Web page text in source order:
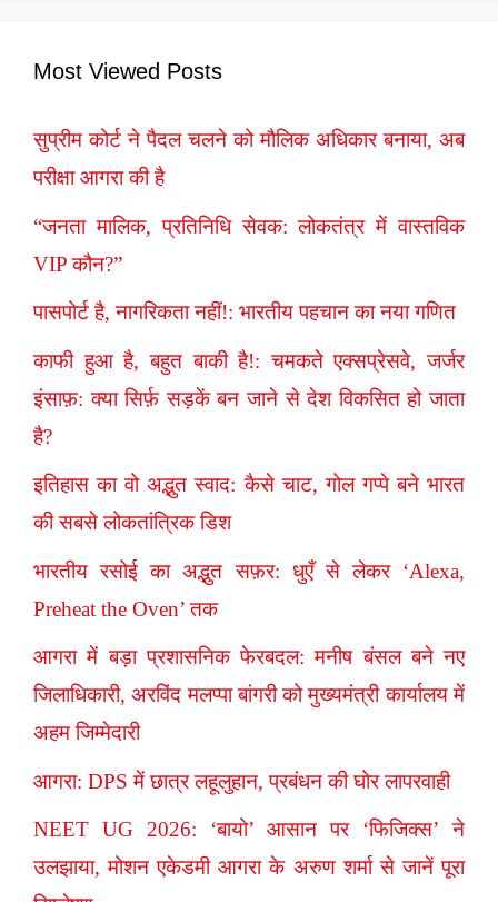
Most Viewed Posts
सुप्रीम कोर्ट ने पैदल चलने को मौलिक अधिकार बनाया, अब
परीक्षा आगरा की है
“जनता मालिक, प्रतिनिधि सेवक: लोकतंत्र में वास्तविक
VIP कौन?”
पासपोर्ट है, नागरिकता नहीं!: भारतीय पहचान का नया गणित
काफी हुआ है, बहुत बाकी है!: चमकते एक्सप्रेसवे, जर्जर
इंसाफ़: क्या सिर्फ़ सड़कें बन जाने से देश विकसित हो जाता
है?
इतिहास का वो अद्भुत स्वाद: कैसे चाट, गोल गप्पे बने भारत
की सबसे लोकतांत्रिक डिश
भारतीय रसोई का अद्भुत सफ़र: धुएँ से लेकर ‘Alexa,
Preheat the Oven’ तक
आगरा में बड़ा प्रशासनिक फेरबदल: मनीष बंसल बने नए
जिलाधिकारी, अरविंद मलप्पा बांगरी को मुख्यमंत्री कार्यालय में
अहम जिम्मेदारी
आगरा: DPS में छात्र लहूलुहान, प्रबंधन की घोर लापरवाही
NEET UG 2026: ‘बायो’ आसान पर ‘फिजिक्स’ ने
उलझाया, मोशन एकेडमी आगरा के अरुण शर्मा से जानें पूरा